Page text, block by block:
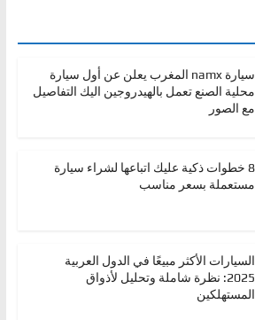
سيارة namx المغرب يعلن عن أول سيارة
محلية الصنع تعمل بالهيدروجين اليك التفاصيل
مع الصور
8 خطوات ذكية عليك اتباعها لشراء سيارة
مستعملة بسعر مناسب
السيارات الأكثر مبيعًا في الدول العربية
2025: نظرة شاملة وتحليل لأذواق
المستهلكين